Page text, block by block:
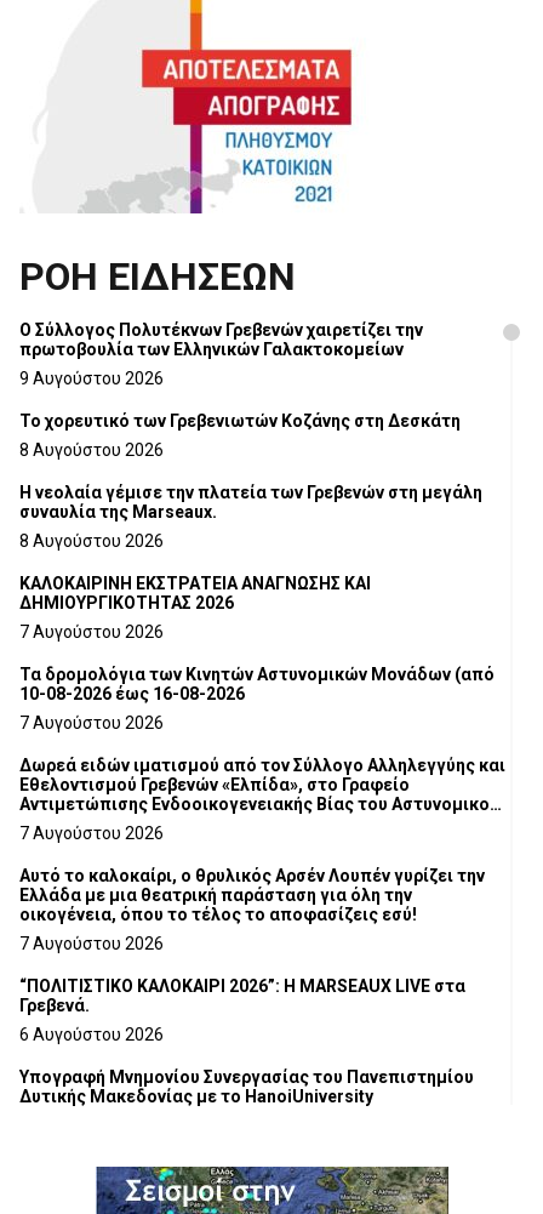
ΡΟΗ ΕΙΔΗΣΕΩΝ
Ο Σύλλογος Πολυτέκνων Γρεβενών χαιρετίζει την
πρωτοβουλία των Ελληνικών Γαλακτοκομείων
9 Αυγούστου 2026
Το χορευτικό των Γρεβενιωτών Κοζάνης στη Δεσκάτη
8 Αυγούστου 2026
Η νεολαία γέμισε την πλατεία των Γρεβενών στη μεγάλη
συναυλία της Marseaux.
8 Αυγούστου 2026
ΚΑΛΟΚΑΙΡΙΝΗ ΕΚΣΤΡΑΤΕΙΑ ΑΝΑΓΝΩΣΗΣ ΚΑΙ
ΔΗΜΙΟΥΡΓΙΚΟΤΗΤΑΣ 2026
7 Αυγούστου 2026
Τα δρομολόγια των Κινητών Αστυνομικών Μονάδων (από
10-08-2026 έως 16-08-2026
7 Αυγούστου 2026
Δωρεά ειδών ιματισμού από τον Σύλλογο Αλληλεγγύης και
Εθελοντισμού Γρεβενών «Ελπίδα», στο Γραφείο
Αντιμετώπισης Ενδοοικογενειακής Βίας του Αστυνομικού
Τμήματος Γρεβενών
7 Αυγούστου 2026
Αυτό το καλοκαίρι, ο θρυλικός Αρσέν Λουπέν γυρίζει την
Ελλάδα με μια θεατρική παράσταση για όλη την
οικογένεια, όπου το τέλος το αποφασίζεις εσύ!
7 Αυγούστου 2026
“ΠΟΛΙΤΙΣΤΙΚΟ ΚΑΛΟΚΑΙΡΙ 2026”: Η MARSEAUX LIVE στα
Γρεβενά.
6 Αυγούστου 2026
Υπογραφή Μνημονίου Συνεργασίας του Πανεπιστημίου
Δυτικής Μακεδονίας με το HanoiUniversity
Σε απόγνωση λόγω αδέσποτων
6 Αυγούστου 2026